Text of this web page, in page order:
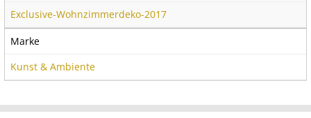
Exclusive-Wohnzimmerdeko-2017
Marke
Kunst & Ambiente